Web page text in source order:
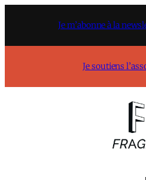
Je m’abonne à la
Je soutiens